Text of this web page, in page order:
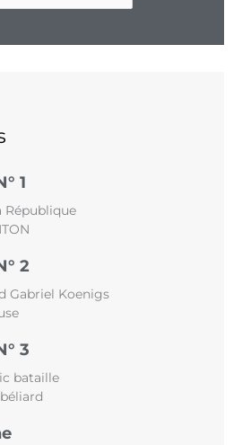
1
République
2
Gabriel Koenigs
3
bataille